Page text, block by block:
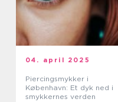
04. april 2025
Piercingsmykker i
København: Et dyk ned i
smykkernes verden